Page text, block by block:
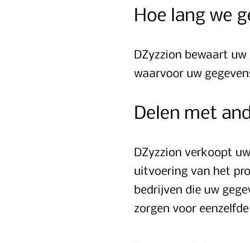
Hoe lang we
DZyzzion bewaart
waarvoor uw
Delen met
DZyzzion verkoopt
uitvoering van het
bedrijven die uw
zorgen voor